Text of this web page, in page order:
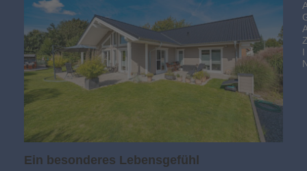
Ein besonderes Lebensgefühl
I